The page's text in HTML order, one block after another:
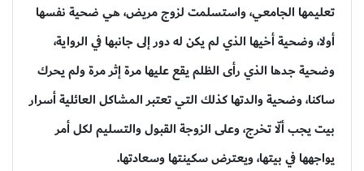
تعليمها الجامعي، واستسلمت لزوج مريض، هي ضحية نفسها
أولا، وضحية أخيها الذي لم يكن له دور إلى جانبها في الرواية،
وضحية جدها الذي رأى الظلم يقع عليها مرة إثر مرة ولم يحرك
ساكنا، وضحية والدتها كذلك التي تعتبر المشاكل العائلية أسرار
بيت يجب ألّا تخرج، وعلى الزوجة القبول والتسليم لكل أمر
يواجهها في بيتها، ويعترض سكينتها وسعادتها.